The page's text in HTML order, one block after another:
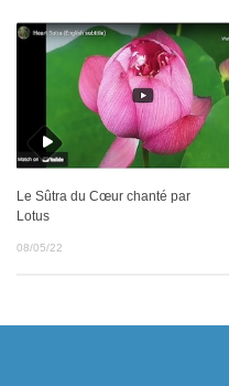
Le Sûtra du Cœur chanté par
Lotus
08/05/22